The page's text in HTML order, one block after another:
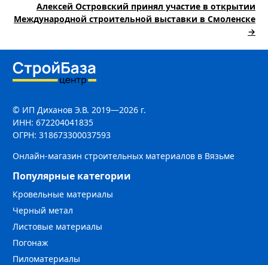
Алексей Островский принял участие в открытии
Международной строительной выставки в Смоленске
→
© ИП Диханов Э.В. 2019—2026 г.
ИНН: 672204041835
ОГРН: 318673300037593
Онлайн-магазин строительных материалов в Вязьме
Популярные категории
Кровельные материалы
Черный метал
Листовые материалы
Погонаж
Пиломатериалы